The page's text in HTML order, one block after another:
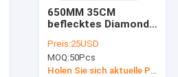
650MM 35CM
beflecktes Diamond
Cabinet Windows
Satin-Nickel
Preis:25USD
MOQ:50Pcs
Holen Sie sich aktuelle Preis